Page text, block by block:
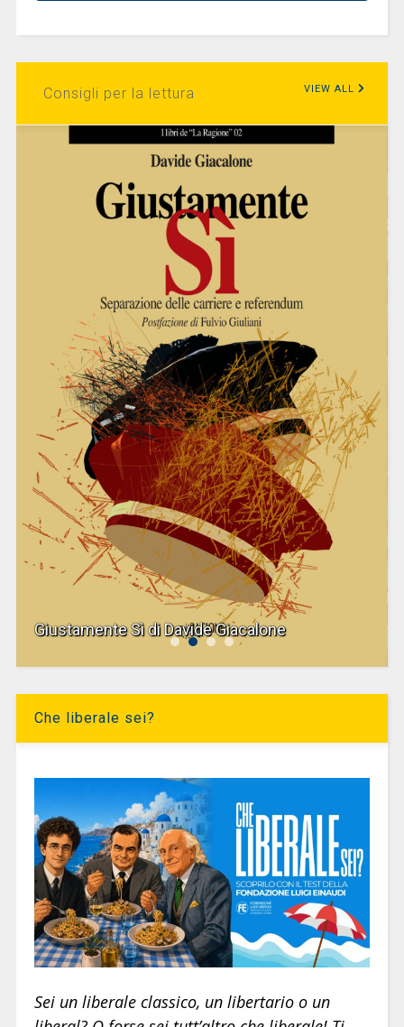
Consigli per la lettura VIEW ALL
Giustamente Sì di Davide Giacalone
Che liberale sei?
Sei un liberale classico, un libertario o un